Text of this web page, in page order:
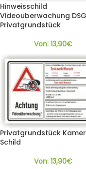
Hinweisschild
Videoüberwachung
Privatgrundstück
Von: 13,90€
Privatgrundstück
Schild
Von: 13,90€